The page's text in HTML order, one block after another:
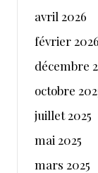
avril 2026
février 2026
décembre
octobre
juillet 2025
mai 2025
mars 2025